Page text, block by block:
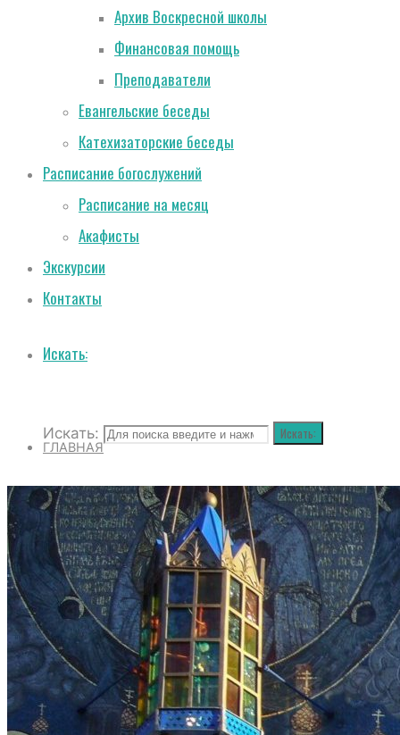
Архив Воскресной школы
Финансовая помощь
Преподаватели
Евангельские беседы
Катехизаторские беседы
Расписание богослужений
Расписание на месяц
Акафисты
Экскурсии
Контакты
Искать:
Искать: Искать:
ГЛАВНАЯ
О СОБОРЕ
ИСТОРИЯ СОБОРА
ИСТОРИЯ ФЕОДОРОВСКОГО ГОСУДАРЕВА
СОБОРА
ПОЛОЖЕНИЕ И ВНУТРЕННИЙ
РАСПОРЯДОК СОБОРА